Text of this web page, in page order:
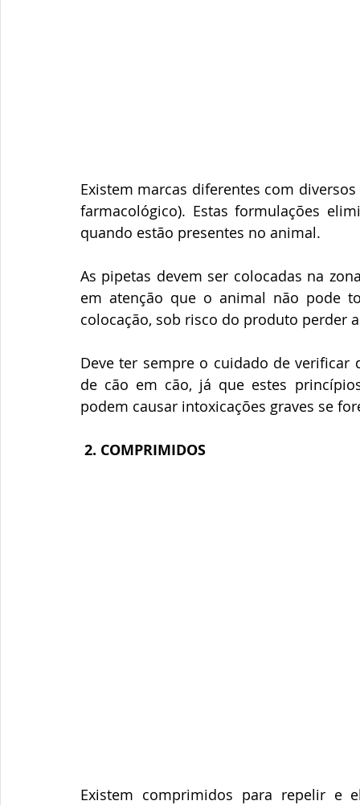
Existem marcas diferentes com
farmacológico). Estas formulações
quando estão presentes no animal.
As pipetas devem ser colocadas na
em atenção que o animal não pode
colocação, sob risco do produto perder
Deve ter sempre o cuidado de
de cão em cão, já que estes
podem causar intoxicações graves se
2. COMPRIMIDOS
Existem comprimidos para repelir e